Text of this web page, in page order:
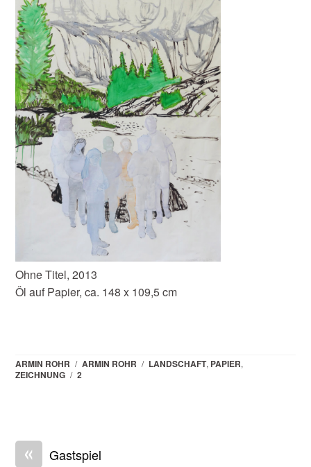
Ohne Titel, 2013
Öl auf Papier, ca. 148 x 109,5 cm
ARMIN ROHR / ARMIN ROHR / LANDSCHAFT, PAPIER,
ZEICHNUNG / 2
« Gastspiel